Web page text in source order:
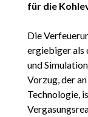
für die
Die
ergiebiger als
und
Vorzug, der
Technologie,